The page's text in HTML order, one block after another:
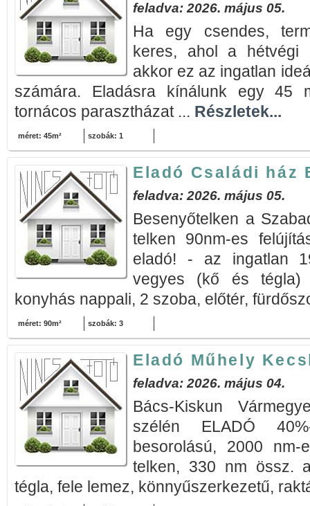
feladva: 2026. május 05.
Ha egy csendes,
keres, ahol a hétvégi
akkor ez az ingatlan
számára. Eladásra kínálunk egy 45
tornácos parasztházat ... Részletek...
méret: 45m² szobák: 1
Eladó Családi ház
feladva: 2026. május 05.
Besenyőtelken a
telken 90nm-es
eladó! - az ingatlan
vegyes (kő és tégla)
konyhás nappali, 2 szoba, előtér,
méret: 90m² szobák: 3
Eladó Műhely
feladva: 2026. május 04.
Bács-Kiskun
szélén ELADÓ
besorolású, 2000 nm-
telken, 330 nm össz.
tégla, fele lemez, könnyűszerkezetű,